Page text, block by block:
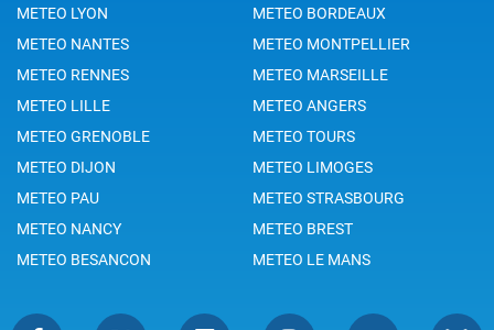
METEO LYON
METEO BORDEAUX
METEO NANTES
METEO MONTPELLIER
METEO RENNES
METEO MARSEILLE
METEO LILLE
METEO ANGERS
METEO GRENOBLE
METEO TOURS
METEO DIJON
METEO LIMOGES
METEO PAU
METEO STRASBOURG
METEO NANCY
METEO BREST
METEO BESANCON
METEO LE MANS